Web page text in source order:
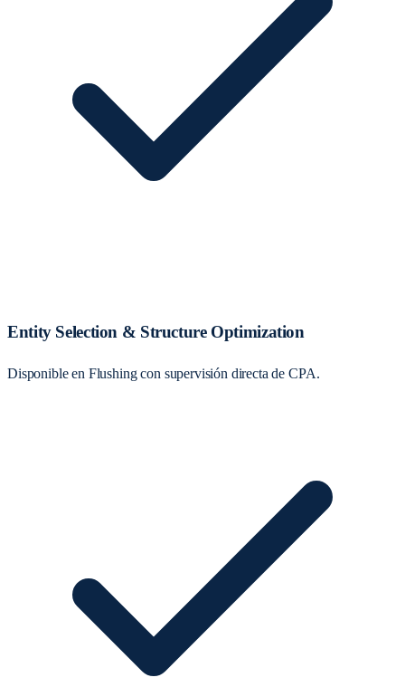
Entity Selection & Structure Optimization
Disponible en Flushing con supervisión directa de CPA.